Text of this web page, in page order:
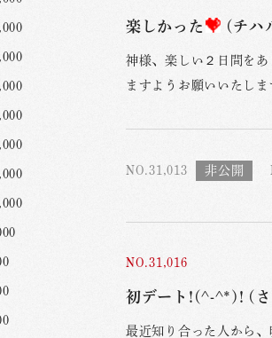
楽しかった (チハ
神様、楽しい２日間を
ますようお願いいたし
NO.31,013
NO.31,016
初デート!(^-^*)! (さ
最近知り合った人から